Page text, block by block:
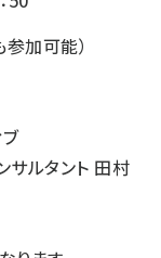
加可能）
サルタント 田村